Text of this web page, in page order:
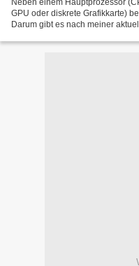
Neben einem Hauptprozessor
GPU oder diskrete Grafikkarte)
Darum gibt es nach meiner